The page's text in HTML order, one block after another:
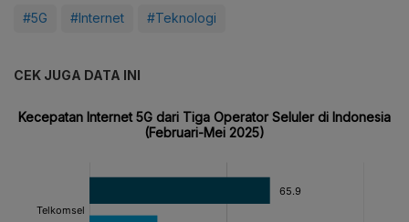
#5G #Internet #Teknologi
CEK JUGA DATA INI